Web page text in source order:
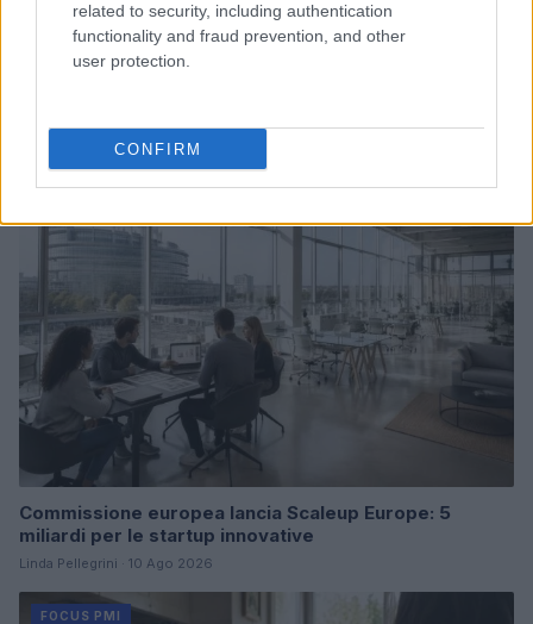
related to security, including authentication
functionality and fraud prevention, and other
user protection.
CONFIRM
Come le startup possono crescere senza dipendere
Edoardo Marchesi · 10 Ago 2026
Commissione europea lancia Scaleup Europe: 5
miliardi per le startup innovative
Linda Pellegrini · 10 Ago 2026
FOCUS PMI